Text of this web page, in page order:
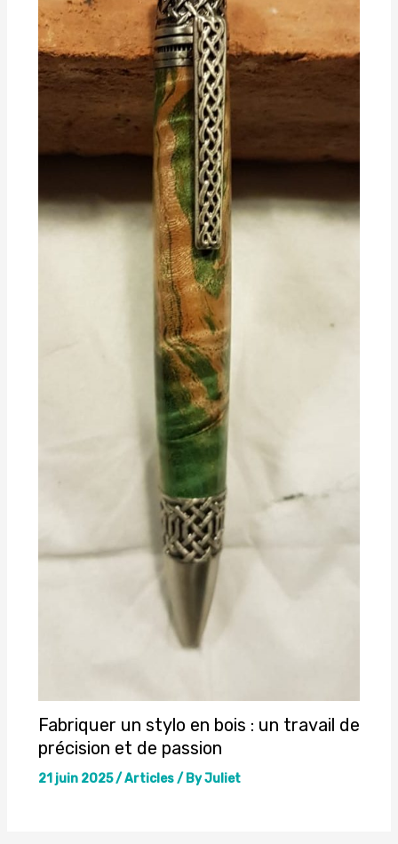
Fabriquer un stylo en bois : un travail de
précision et de passion
21 juin 2025/Articles/ ByJuliet